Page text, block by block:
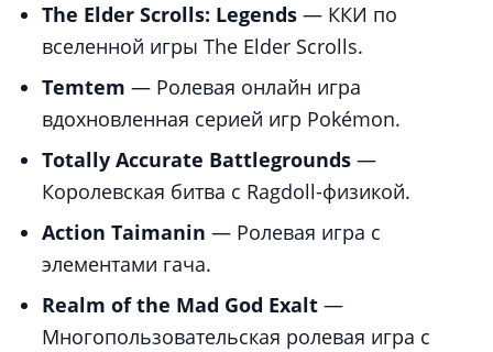
The Elder Scrolls: Legends — ККИ по
вселенной игры The Elder Scrolls.
Temtem — Ролевая онлайн игра
вдохновленная серией игр Pokémon.
Totally Accurate Battlegrounds —
Королевская битва с Ragdoll-физикой.
Action Taimanin — Ролевая игра с
элементами гача.
Realm of the Mad God Exalt —
Многопользовательская ролевая игра с